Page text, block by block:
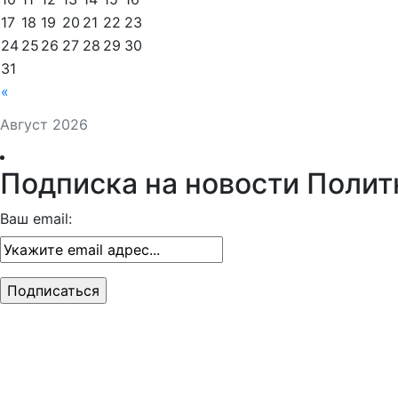
Август 2026
«
17 18 19 20 21 22 23
24 25 26 27 28 29 30
31
Подписка на новости
Ваш email: